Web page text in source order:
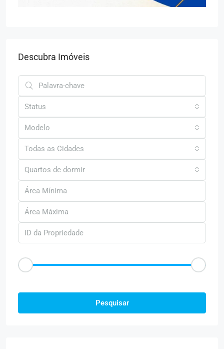
Descubra Imóveis
Status
Modelo
Todas as Cidades
Quartos de dormir
Pesquisar